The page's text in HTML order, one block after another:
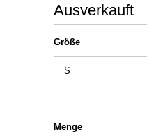
Ausverkauft
Größe
Menge